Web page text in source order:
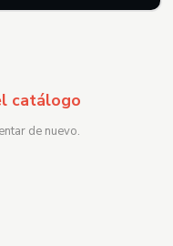
catálogo
de nuevo.